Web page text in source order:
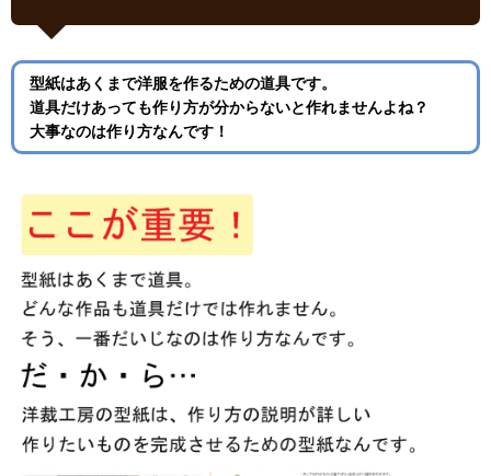
型紙はあくまで洋服を作るための道具です。
道具だけあっても作り方が分からないと作れませんよね？
大事なのは作り方なんです！